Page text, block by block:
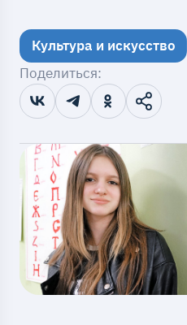
Культура и искусство
Поделиться: